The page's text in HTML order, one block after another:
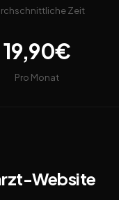
Zeit
19,90€
Pro Monat
Website